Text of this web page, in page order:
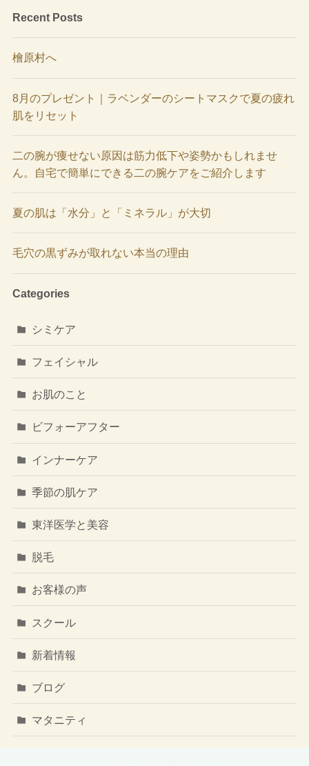
Recent Posts
檜原村へ
8月のプレゼント｜ラベンダーのシートマスクで夏の疲れ
肌をリセット
二の腕が痩せない原因は筋力低下や姿勢かもしれませ
ん。自宅で簡単にできる二の腕ケアをご紹介します
夏の肌は「水分」と「ミネラル」が大切
毛穴の黒ずみが取れない本当の理由
Categories
シミケア
フェイシャル
お肌のこと
ビフォーアフター
インナーケア
季節の肌ケア
東洋医学と美容
脱毛
お客様の声
スクール
新着情報
ブログ
マタニティ